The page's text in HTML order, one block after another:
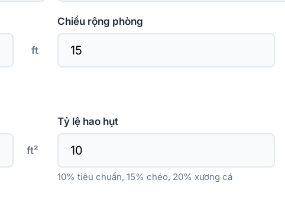
ft
Chiều rộng phòng
ft²
Tỷ lệ hao hụt
10% tiêu chuẩn, 15% chéo, 20% xương cá